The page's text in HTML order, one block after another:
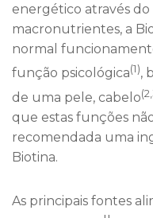
energético através
macronutrientes, a
normal
função psicológica(1),
de uma pele, cabelo
que estas funções
recomendada uma
Biotina.
As principais fontes